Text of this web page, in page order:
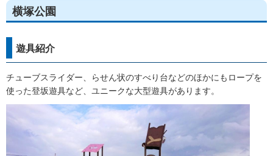
横塚公園
遊具紹介
チューブスライダー、らせん状のすべり台などのほかにもロープを
使った登坂遊具など、ユニークな大型遊具があります。